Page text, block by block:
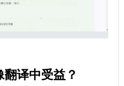
译中受益？